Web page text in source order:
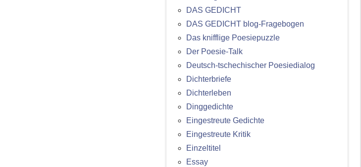
DAS GEDICHT
DAS GEDICHT blog-Fragebogen
Das knifflige Poesiepuzzle
Der Poesie-Talk
Deutsch-tschechischer Poesiedialog
Dichterbriefe
Dichterleben
Dinggedichte
Eingestreute Gedichte
Eingestreute Kritik
Einzeltitel
Essay